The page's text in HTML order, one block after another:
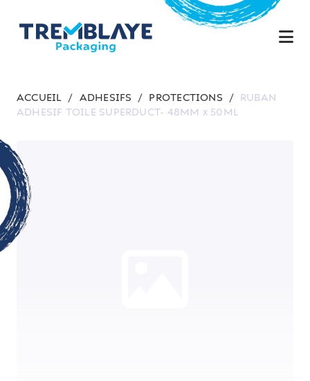
ACCUEIL / ADHESIFS / PROTECTIONS /
RUBAN
ADHESIF TOILE SUPERDUCT- 48MM x 50ML